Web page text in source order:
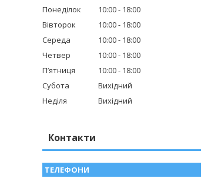
Понеділок 10:00
18:00
Вівторок
10:00
18:00
Середа
10:00
18:00
Четвер
10:00
18:00
Пʼятниця
10:00
18:00
Субота
Вихідний
Неділя
Вихідний
Контакти